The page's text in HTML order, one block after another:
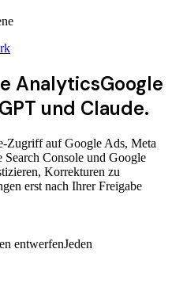
AnalyticsGoogle
und Claude.
Zugriff aufGoogle Ads, Meta
Search Console und Google
Korrekturen zu
erst nach Ihrer Freigabe
entwerfenJeden